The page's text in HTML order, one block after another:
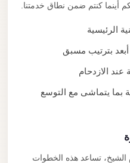
أينما كنتم ضمن نطاق خدمتنا.
الرئيسية
بترتيب مسبق
الازدحام
يتماشى مع التوسع
تساعد هذه الخطوات